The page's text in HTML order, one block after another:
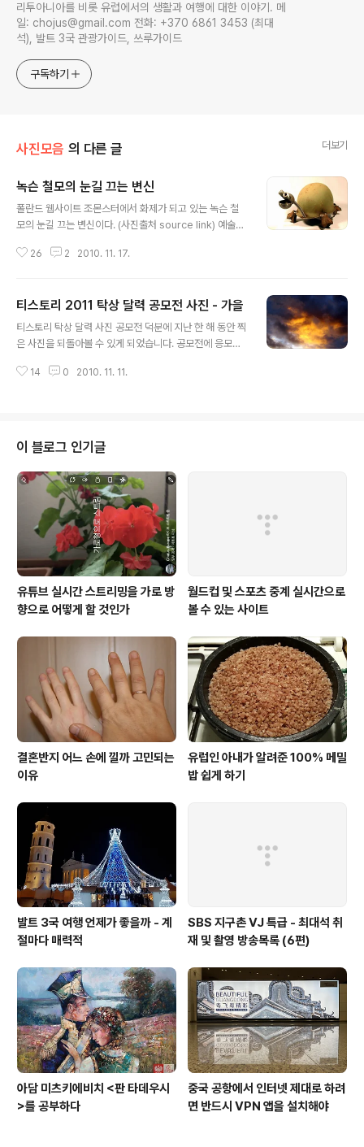
리투아니아를 비롯 유럽에서의 생활과 여행에 대한 이야기. 메
일: chojus@gmail.com 전화: +370 6861 3453 (최대
석), 발트 3국 관광가이드, 쓰루가이드
구독하기
사진모음 의 다른 글 더보기
녹슨 철모의 눈길 끄는 변신
폴란드 웹사이트 조몬스터에서 화제가 되고 있는 녹슨 철
모의 눈길 끄는 변신이다. (사진출처 source link) 예술작
기들이 이렇게 예술작품으로 변해서 전쟁 없는 평화로운
어 내쫒는 고양이 해 뜨나? 해 지나? 여체사진 꽃만들기
26 2 2010. 11. 17.
티스토리 2011 탁상 달력 공모전 사진 - 가을
티스토리 탁상 달력 사진 공모전 덕분에 지난 한 해 동안 찍
은 사진을 되돌아볼 수 있게 되었습니다. 공모전에 응모하
14 0 2010. 11. 11.
이 블로그 인기글
유튜브 실시간 스트리밍을 가로 방
향으로 어떻게 할 것인가
월드컵 및 스포츠 중계 실시간으로
볼 수 있는 사이트
결혼반지 어느 손에 낄까 고민되는
이유
유럽인 아내가 알려준 100% 메밀
밥 쉽게 하기
발트 3국 여행 언제가 좋을까 - 계
절마다 매력적
SBS 지구촌 VJ 특급 - 최대석 취
재 및 촬영 방송목록 (6편)
아담 미츠키에비치 <판 타데우시
>를 공부하다
중국 공항에서 인터넷 제대로 하려
면 반드시 VPN 앱을 설치해야